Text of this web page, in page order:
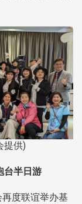
提供)
台半日游
度联谊举办基